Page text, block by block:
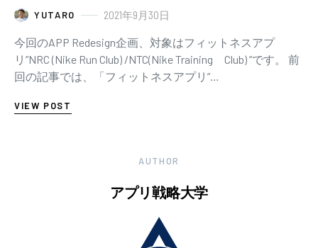
YUTARO 2021年9月30日
今回のAPP Redesign企画、対象はフィットネスアプ
リ”NRC (Nike Run Club) /NTC(Nike Training Club) ”です。 前
回の記事では、「フィットネスアプリ”…
VIEW POST
AUTHOR
アプリ戦略大学